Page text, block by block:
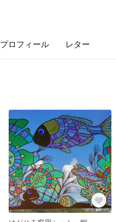
プロフィール レター